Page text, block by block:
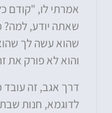
אמרתי לו, "קודם
שאתה יודע, למה?
שהוא עשה לך
והוא לא פורק את
דרך אגב, זה
לדוגמא, חנות